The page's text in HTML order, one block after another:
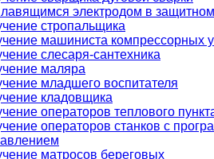
электродом в защитном
стропальщика
машиниста компрессорных
слесаря-сантехника
маляра
младшего воспитателя
кладовщика
операторов теплового
операторов станков с
матросов береговых